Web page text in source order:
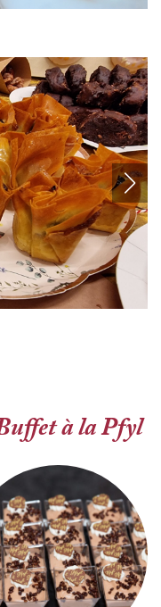
à la Pfyl